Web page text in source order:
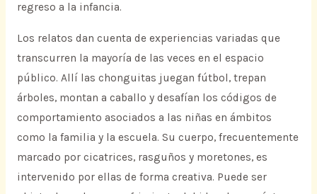
regreso a la infancia.
Los relatos dan cuenta de experiencias variadas que
transcurren la mayoría de las veces en el espacio
público. Allí las chonguitas juegan fútbol, trepan
árboles, montan a caballo y desafían los códigos de
comportamiento asociados a las niñas en ámbitos
como la familia y la escuela. Su cuerpo, frecuentemente
marcado por cicatrices, rasguños y moretones, es
intervenido por ellas de forma creativa. Puede ser